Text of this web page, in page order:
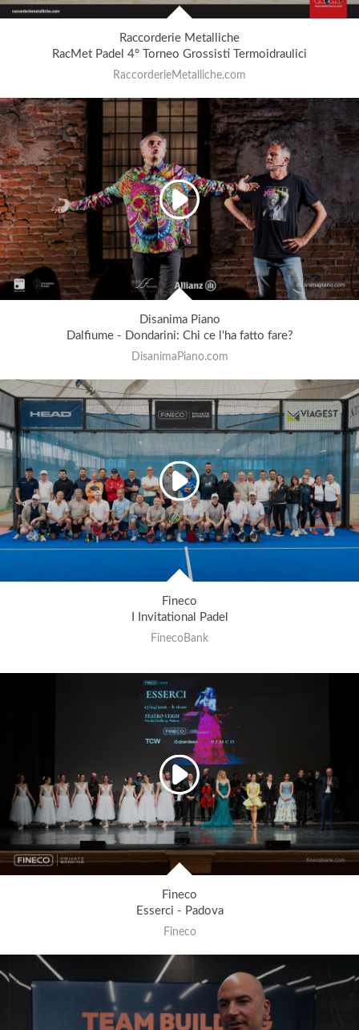
Raccorderie Metalliche
RacMet Padel 4° Torneo Grossisti Termoidraulici
RaccorderieMetalliche.com
Disanima Piano
Dalfiume - Dondarini: Chi ce l'ha fatto fare?
DisanimaPiano.com
Fineco
I Invitational Padel
FinecoBank
Fineco
Esserci - Padova
Fineco